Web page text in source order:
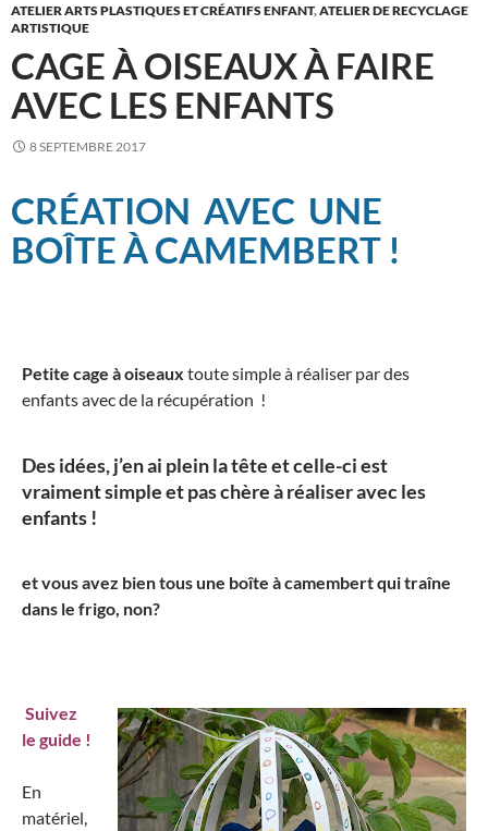
ATELIER ARTS PLASTIQUES ET CRÉATIFS ENFANT,ATELIER DE RECYCLAGE
ARTISTIQUE
CAGE À OISEAUX À FAIRE
AVEC LES ENFANTS
8 SEPTEMBRE 2017
CRÉATION AVEC UNE
BOÎTE À CAMEMBERT !
Petite cage à oiseaux toute simple à réaliser par des
enfants avec de la récupération !
Des idées, j’en ai plein la tête et celle-ci est
vraiment simple et pas chère à réaliser avec les
enfants !
et vous avez bien tous une boîte à camembert qui traîne
dans le frigo, non?
Suivez
le guide !
En
matériel,